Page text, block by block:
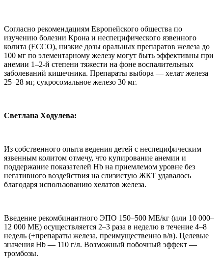
Согласно рекомендациям Европейского общества по
изучению болезни Крона и неспецифического язвенного
колита (ECCO), низкие дозы оральных препаратов железа до
100 мг по элементарному железу могут быть эффективны при
анемии 1–2-й степени тяжести на фоне воспалительных
заболеваний кишечника. Препараты выбора — хелат железа
25–28 мг, сукросомальное железо 30 мг.
Светлана Ходулева:
Из собственного опыта ведения детей с неспецифическим
язвенным колитом отмечу, что купирование анемии и
поддержание показателей Hb на приемлемом уровне без
негативного воздействия на слизистую ЖКТ удавалось
благодаря использованию хелатов железа.
Введение рекомбинантного ЭПО 150–500 МЕ/кг (или 10 000–
12 000 МЕ) осуществляется 2–3 раза в неделю в течение 4–8
недель (+препараты железа, преимущественно в/в). Целевые
значения Hb — 110 г/л. Возможный побочный эффект —
тромбозы.